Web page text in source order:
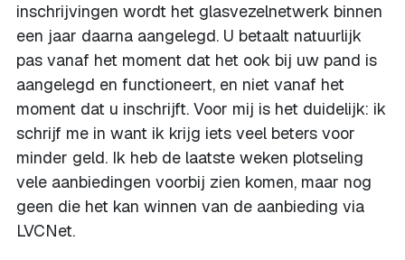
inschrijvingen wordt het glasvezelnetwerk binnen
een jaar daarna aangelegd. U betaalt natuurlijk
pas vanaf het moment dat het ook bij uw pand is
aangelegd en functioneert, en niet vanaf het
moment dat u inschrijft. Voor mij is het duidelijk: ik
schrijf me in want ik krijg iets veel beters voor
minder geld. Ik heb de laatste weken plotseling
vele aanbiedingen voorbij zien komen, maar nog
geen die het kan winnen van de aanbieding via
LVCNet.